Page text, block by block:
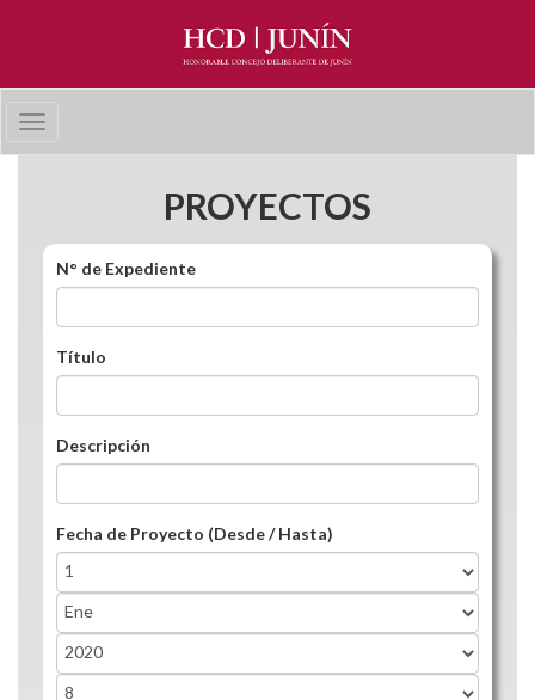
Toggle
PROYECTOS
N° de Expediente
Título
Descripción
Fecha de Proyecto (Desde / Hasta)
Fecha de Proyecto (Desde / Hasta)
Day
Month
Year
Fecha de Proyecto (Desde / Hasta)
Day